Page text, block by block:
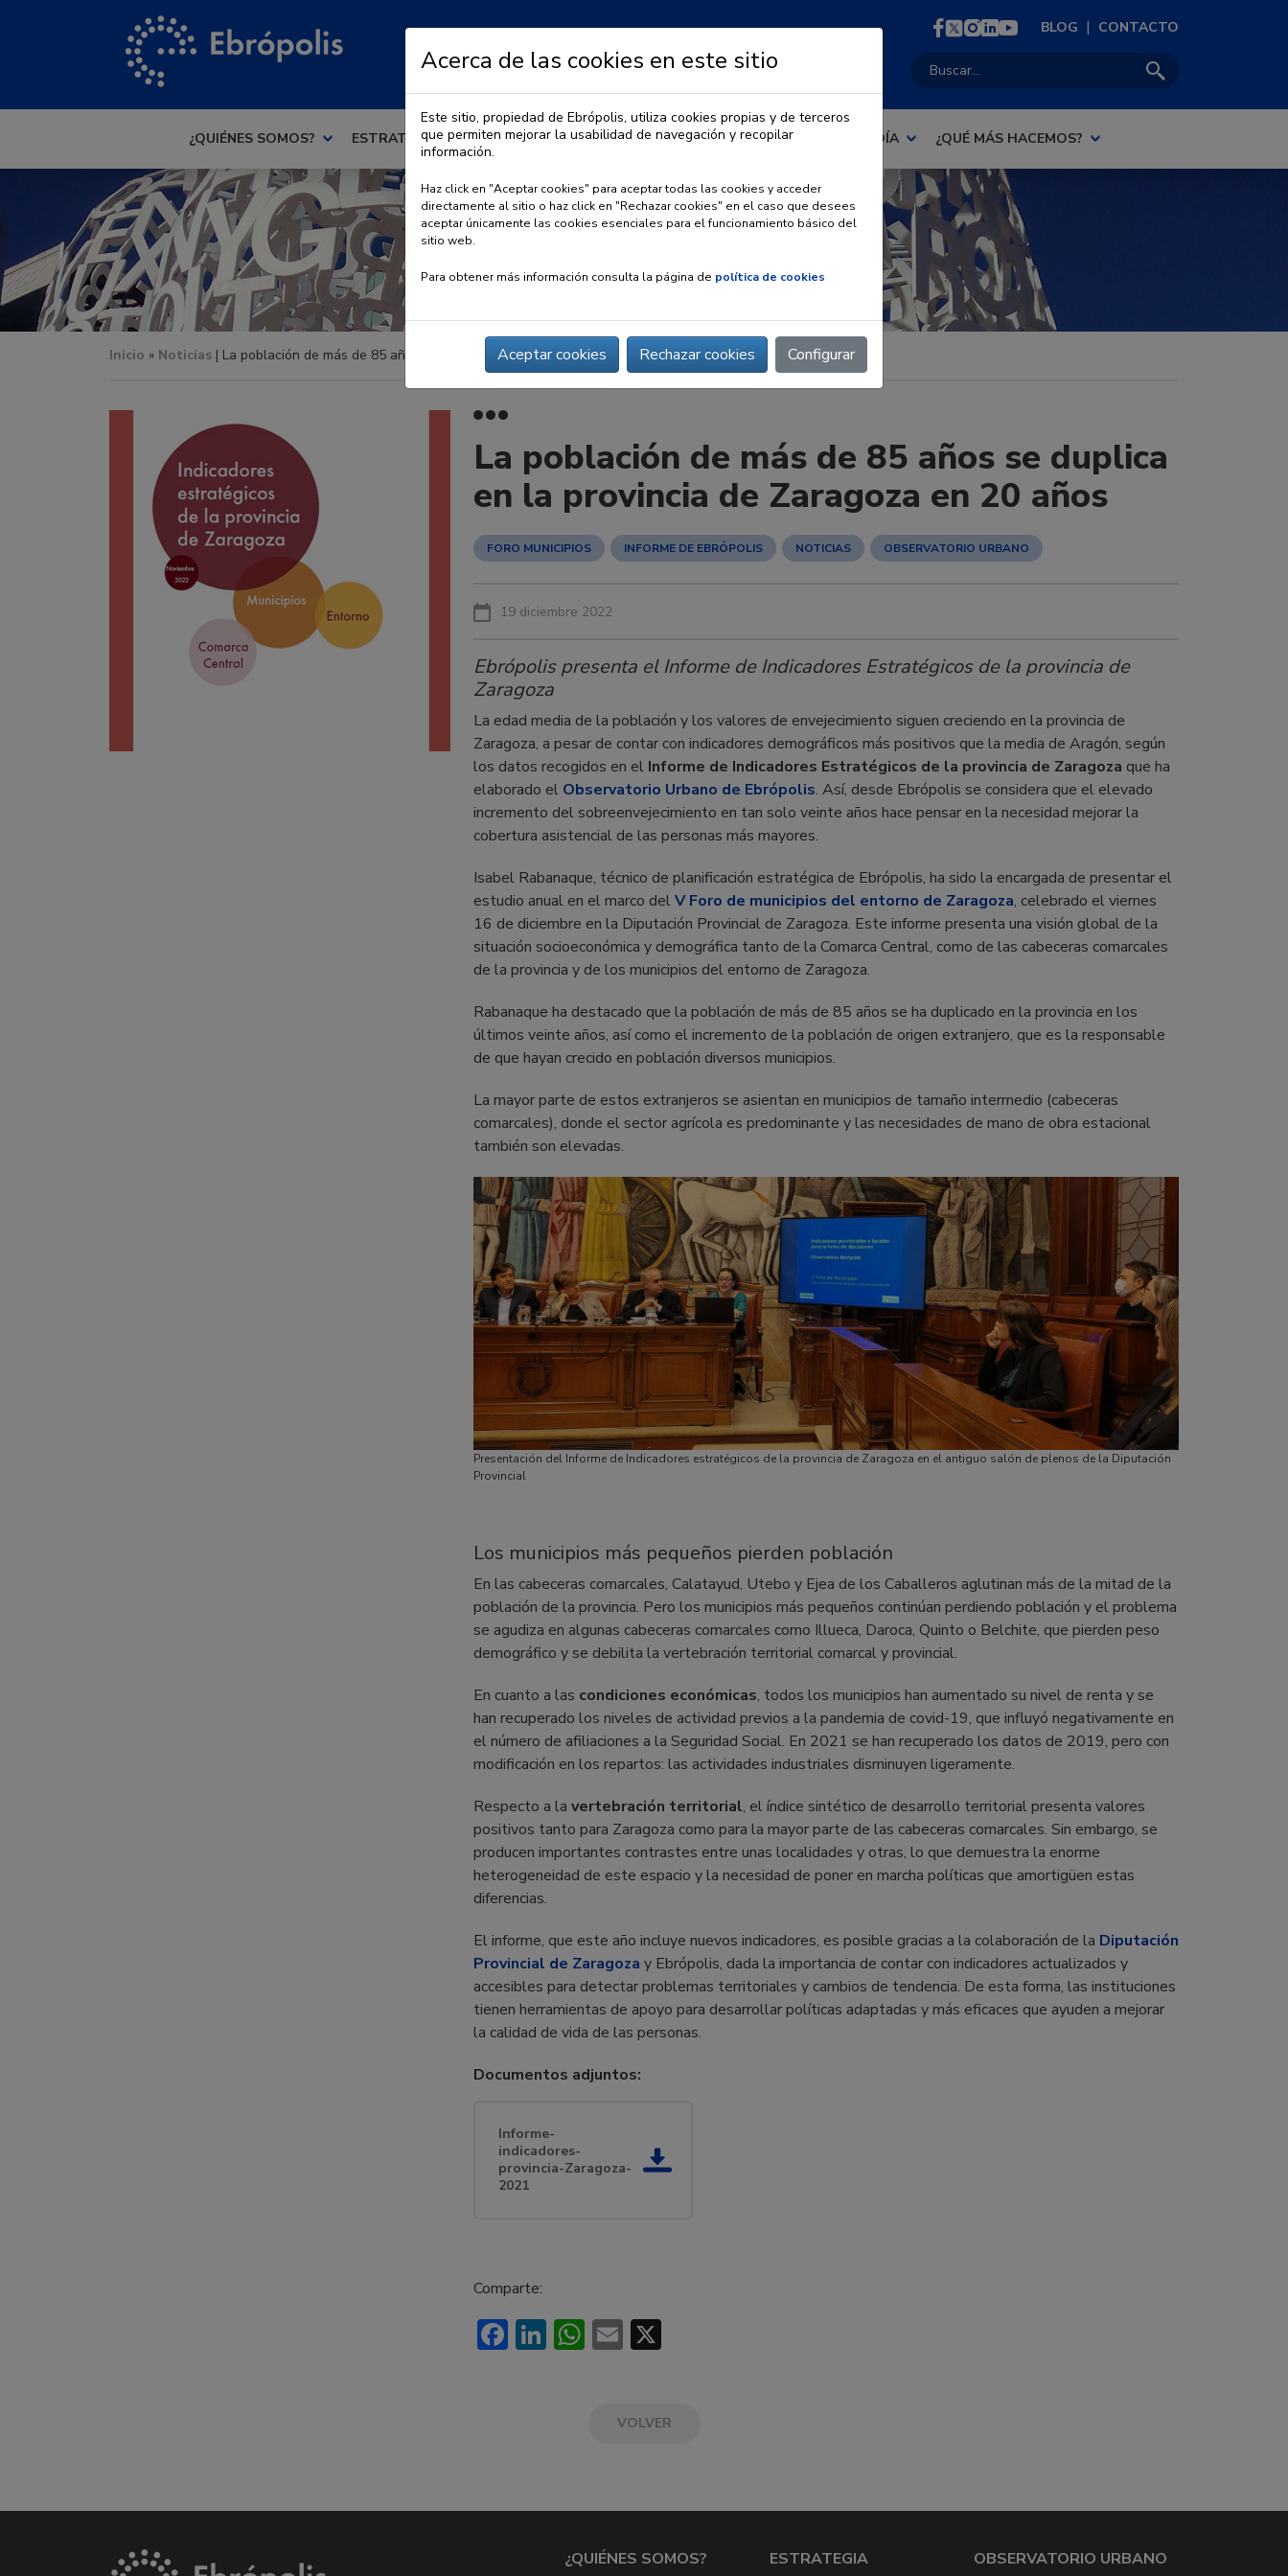
BLOG | CONTACTO
¿QUIÉNES SOMOS? ESTRATEGIA OBSERVATORIO URBANO PREMIO EBRÓPOLIS AL DÍA ¿QUÉ MÁS HACEMOS?
Inicio » Noticias | La población de más de 85 años se duplica en la provincia de Zaragoza en 20 años
La población de más de 85 años se duplica
en la provincia de Zaragoza en 20 años
FORO MUNICIPIOS INFORME DE EBRÓPOLIS NOTICIAS OBSERVATORIO URBANO
19 diciembre 2022
Ebrópolis presenta el Informe de Indicadores Estratégicos de la provincia de
Zaragoza
La edad media de la población y los valores de envejecimiento siguen creciendo en la provincia de
Zaragoza, a pesar de contar con indicadores demográficos más positivos que la media de Aragón, según
los datos recogidos en el Informe de Indicadores Estratégicos de la provincia de Zaragoza que ha
elaborado el Observatorio Urbano de Ebrópolis. Así, desde Ebrópolis se considera que el elevado
incremento del sobreenvejecimiento en tan solo veinte años hace pensar en la necesidad mejorar la
cobertura asistencial de las personas más mayores.
Isabel Rabanaque, técnico de planificación estratégica de Ebrópolis, ha sido la encargada de presentar el
estudio anual en el marco del V Foro de municipios del entorno de Zaragoza, celebrado el viernes
16 de diciembre en la Diputación Provincial de Zaragoza. Este informe presenta una visión global de la
situación socioeconómica y demográfica tanto de la Comarca Central, como de las cabeceras comarcales
de la provincia y de los municipios del entorno de Zaragoza.
Rabanaque ha destacado que la población de más de 85 años se ha duplicado en la provincia en los
últimos veinte años, así como el incremento de la población de origen extranjero, que es la responsable
de que hayan crecido en población diversos municipios.
La mayor parte de estos extranjeros se asientan en municipios de tamaño intermedio (cabeceras
comarcales), donde el sector agrícola es predominante y las necesidades de mano de obra estacional
también son elevadas.
Presentación del Informe de Indicadores estratégicos de la provincia de Zaragoza en el antiguo salón de plenos de la Diputación
Provincial
Los municipios más pequeños pierden población
En las cabeceras comarcales, Calatayud, Utebo y Ejea de los Caballeros aglutinan más de la mitad de la
población de la provincia. Pero los municipios más pequeños continúan perdiendo población y el problema
se agudiza en algunas cabeceras comarcales como Illueca, Daroca, Quinto o Belchite, que pierden peso
demográfico y se debilita la vertebración territorial comarcal y provincial.
En cuanto a las condiciones económicas, todos los municipios han aumentado su nivel de renta y se
han recuperado los niveles de actividad previos a la pandemia de covid-19, que influyó negativamente en
el número de afiliaciones a la Seguridad Social. En 2021 se han recuperado los datos de 2019, pero con
modificación en los repartos: las actividades industriales disminuyen ligeramente.
Respecto a la vertebración territorial, el índice sintético de desarrollo territorial presenta valores
positivos tanto para Zaragoza como para la mayor parte de las cabeceras comarcales. Sin embargo, se
producen importantes contrastes entre unas localidades y otras, lo que demuestra la enorme
heterogeneidad de este espacio y la necesidad de poner en marcha políticas que amortigüen estas
diferencias.
El informe, que este año incluye nuevos indicadores, es posible gracias a la colaboración de la Diputación
Provincial de Zaragoza y Ebrópolis, dada la importancia de contar con indicadores actualizados y
accesibles para detectar problemas territoriales y cambios de tendencia. De esta forma, las instituciones
tienen herramientas de apoyo para desarrollar políticas adaptadas y más eficaces que ayuden a mejorar
la calidad de vida de las personas.
Documentos adjuntos:
Informe-
indicadores-
provincia-Zaragoza-
2021
Comparte:
Facebook
LinkedIn
WhatsApp
Email
VOLVER
¿QUIÉNES SOMOS? ESTRATEGIA OBSERVATORIO URBANO
Acerca de las cookies en este sitio
Este sitio, propiedad de Ebrópolis, utiliza cookies propias y de terceros
que permiten mejorar la usabilidad de navegación y recopilar
información.
Haz click en "Aceptar cookies" para aceptar todas las cookies y acceder
directamente al sitio o haz click en "Rechazar cookies" en el caso que desees
aceptar únicamente las cookies esenciales para el funcionamiento básico del
sitio web.
Para obtener más información consulta la página de política de cookies
Aceptar cookies Rechazar cookies Configurar